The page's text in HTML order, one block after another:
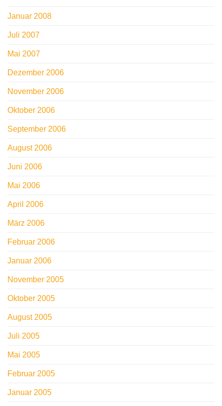
Januar 2008
Juli 2007
Mai 2007
Dezember 2006
November 2006
Oktober 2006
September 2006
August 2006
Juni 2006
Mai 2006
April 2006
März 2006
Februar 2006
Januar 2006
November 2005
Oktober 2005
August 2005
Juli 2005
Mai 2005
Februar 2005
Januar 2005